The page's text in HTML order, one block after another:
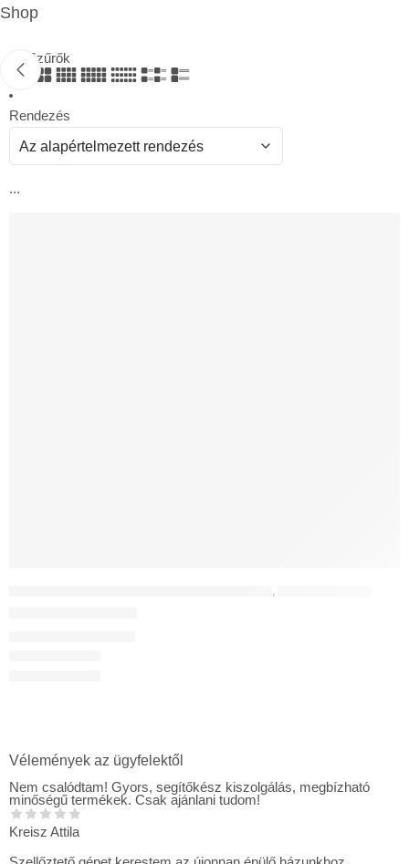
Shop
Szűrők
Rendezés
...
Vélemények az ügyfelektől
Nem csalódtam! Gyors, segítőkész kiszolgálás, megbízható
minőségű termékek. Csak ajánlani tudom!
Kreisz Attila